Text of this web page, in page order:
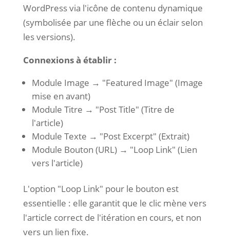
WordPress via l'icône de contenu dynamique
(symbolisée par une flèche ou un éclair selon
les versions).
Connexions à établir :
Module Image → "Featured Image" (Image
mise en avant)
Module Titre → "Post Title" (Titre de
l'article)
Module Texte → "Post Excerpt" (Extrait)
Module Bouton (URL) → "Loop Link" (Lien
vers l'article)
L'option "Loop Link" pour le bouton est
essentielle : elle garantit que le clic mène vers
l'article correct de l'itération en cours, et non
vers un lien fixe.